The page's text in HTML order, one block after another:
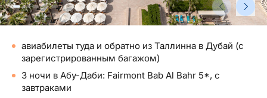
Бонусные пункты
О компании
Контакты
Наши консультанты
Приходите на работу
авиабилеты туда и обратно из Таллинна в Дубай (с
зарегистрированным багажом)
3 ночи в Абу-Даби: Fairmont Bab Al Bahr 5*, с
завтраками